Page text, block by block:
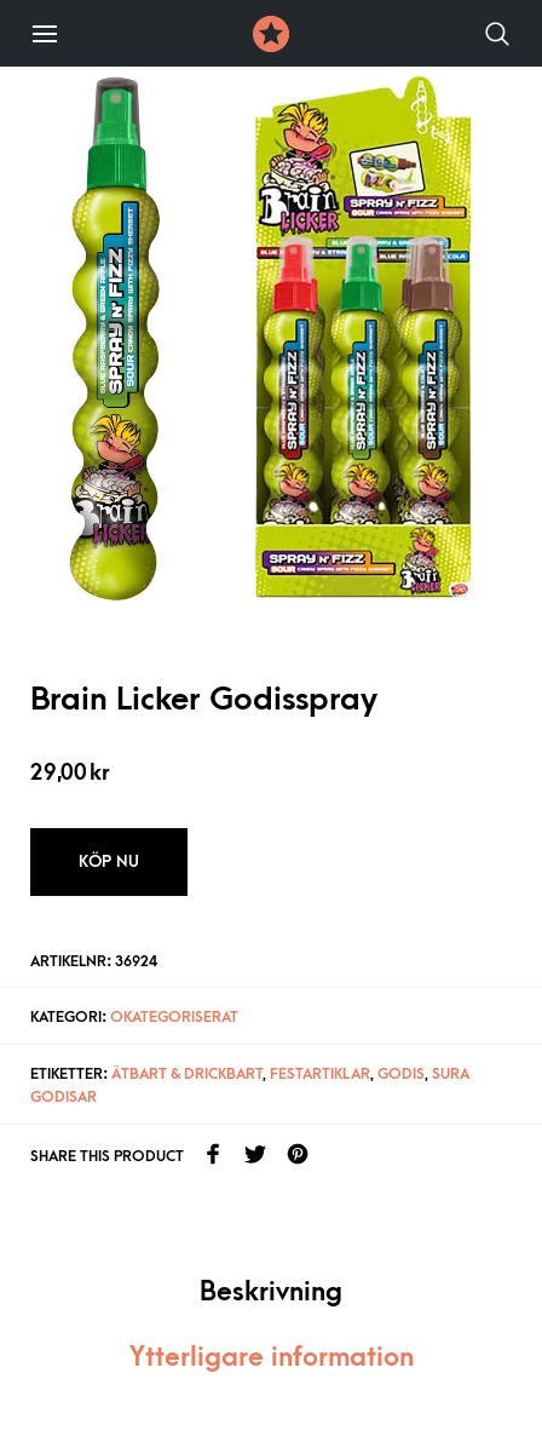
Brain Licker Godisspray
29,00 kr
KÖP NU
ARTIKELNR: 36924
KATEGORI: OKATEGORISERAT
ETIKETTER: ÄTBART & DRICKBART, FESTARTIKLAR, GODIS, SURA
GODISAR
SHARE THIS PRODUCT
Beskrivning
Ytterligare information